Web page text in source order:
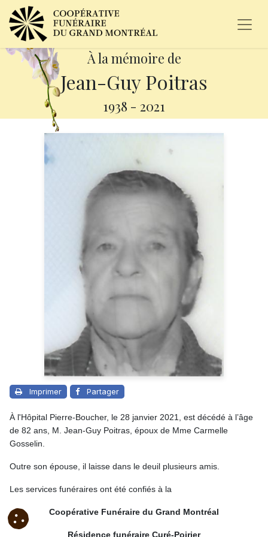
À la mémoire de
Jean-Guy Poitras
1938 - 2021
Imprimer Partager
À l'Hôpital Pierre-Boucher, le 28 janvier 2021, est décédé à l’âge
de 82 ans, M. Jean-Guy Poitras, époux de Mme Carmelle
Gosselin.
Outre son épouse, il laisse dans le deuil plusieurs amis.
Les services funéraires ont été confiés à la
Coopérative Funéraire du Grand Montréal
Résidence funéraire Curé-Poirier